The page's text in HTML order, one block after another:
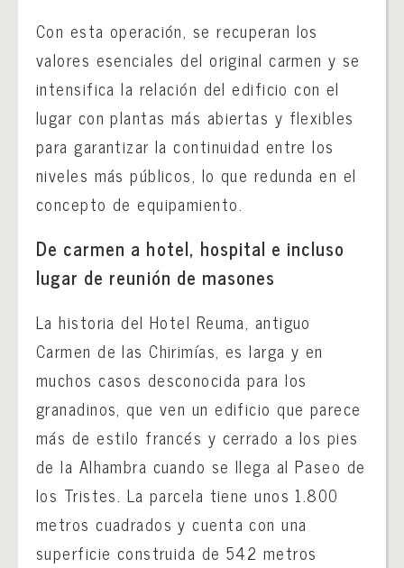
Con esta operación, se recuperan los
valores esenciales del original carmen y se
intensifica la relación del edificio con el
lugar con plantas más abiertas y flexibles
para garantizar la continuidad entre los
niveles más públicos, lo que redunda en el
concepto de equipamiento.
De carmen a hotel, hospital e incluso
lugar de reunión de masones
La historia del Hotel Reuma, antiguo
Carmen de las Chirimías, es larga y en
muchos casos desconocida para los
granadinos, que ven un edificio que parece
más de estilo francés y cerrado a los pies
de la Alhambra cuando se llega al Paseo de
los Tristes. La parcela tiene unos 1.800
metros cuadrados y cuenta con una
superficie construida de 542 metros